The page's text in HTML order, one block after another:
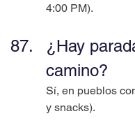
4:00 PM).
¿Hay
camino?
Sí, en pueblos
y snacks).